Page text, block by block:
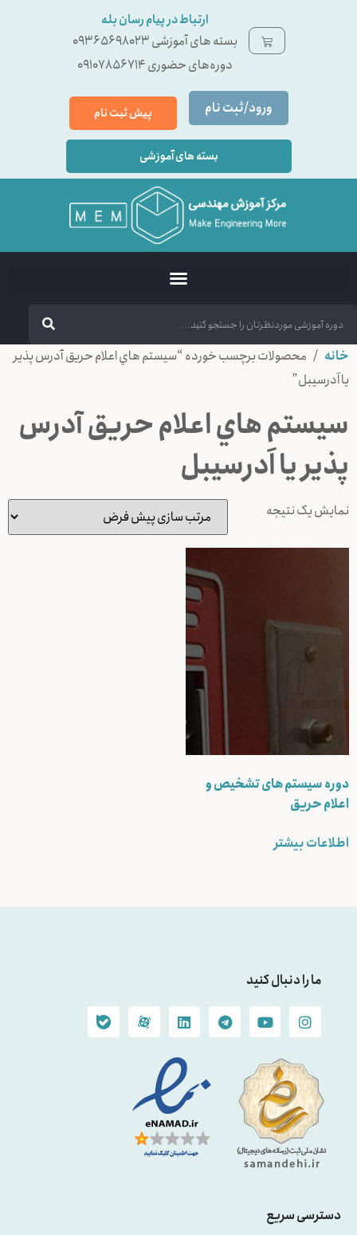
ارتباط در پیام رسان بله
بسته ‌های آموزشی 09365698023
دوره‌های حضوری 09107856714
ورود/ثبت نام پیش ثبت نام
بسته های آموزشی
خانه / محصولات برچسب خورده “سيستم هاي اعلام حريق آدرس پذير
یا اَدرسیبل”
سيستم هاي اعلام حريق آدرس
پذير یا اَدرسیبل
نمایش یک نتیجه
دوره سیستم های تشخیص و
اعلام حریق
اطلاعات بیشتر
ما را دنبال کنید
دسترسی سریع